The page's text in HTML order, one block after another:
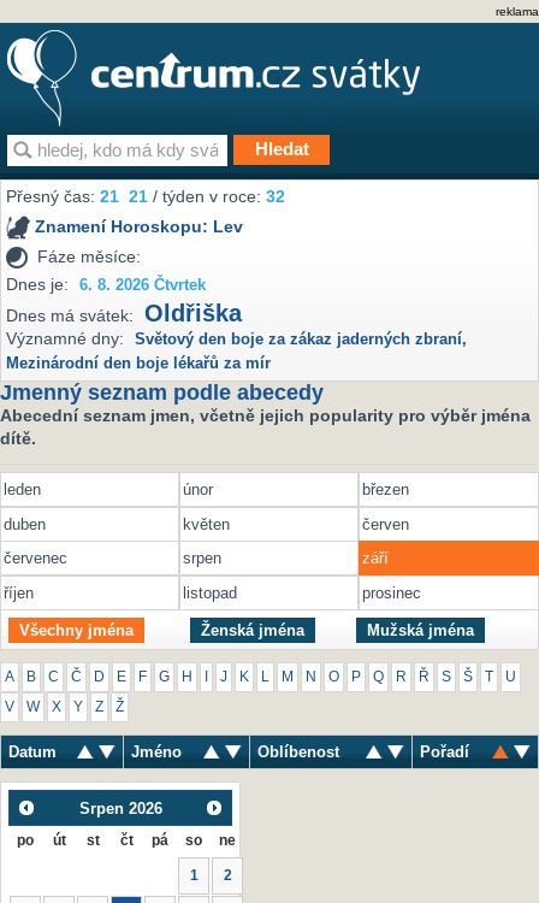
reklama
Přesný čas:21 21 / týden v roce:32
Znamení Horoskopu: Lev
Fáze měsíce:
Dnes je:
6. 8. 2026 Čtvrtek
Dnes má svátek: Oldřiška
Významné dny: Světový den boje za zákaz jaderných zbraní,
Mezinárodní den boje lékařů za mír
Jmenný seznam podle abecedy
Abecední seznam jmen, včetně jejich popularity pro výběr jména
dítě.
leden únor
březen
duben
květen
červen
červenec
srpen
září
říjen
listopad prosinec
Všechny jména Ženská jména Mužská jména
A B C Č D E F G H J K M N O P Q R Ř S Š U
V W X Y Z Ž
Datum Jméno Oblíbenost Pořadí
Srpen 2026
po út st čt pá so ne
1 2